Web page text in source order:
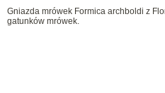
Gniazda mrówek Formica archboldi z
gatunków mrówek.